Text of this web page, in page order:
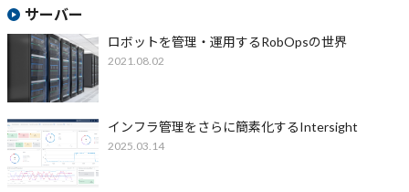
サーバー
ロボットを管理・運用するRobOpsの世界
2021.08.02
インフラ管理をさらに簡素化するIntersight
2025.03.14